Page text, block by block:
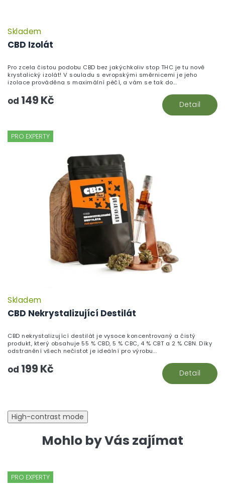
CBD Izolát
Skladem
od 149 Kč Detail
Pro zcela čistou podobu CBD bez jakýchkoliv stop THC je tu nově
krystalický izolát! V souladu s evropskými směrnicemi je jeho
izolace prováděna s maximální péčí, a vám se tak do...
PRO EXPERTY
CBD Nekrystalizující Destilát
Skladem
od 199 Kč Detail
CBD nekrystalizující destilát je vysoce koncentrovaný a čistý
produkt, který obsahuje 55 % CBD, 5 % CBC, 4 % CBT a 2 % CBN. Díky
odstranění všech nečistot je ideální pro výrobu...
High-contrast mode
Mohlo by Vás zajímat
PRO EXPERTY